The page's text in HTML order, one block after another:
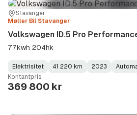
Sted:
Stavanger
Forhandler:
Møller Bil Stavanger
Volkswagen ID.5 Pro
77kwh 204hk
Fuel
Type:
Elektrisitet
Kilometerstand:
41 220 km
Model
Year:
2023
Gearbox
Type:
Kontantpris
369 800 kr